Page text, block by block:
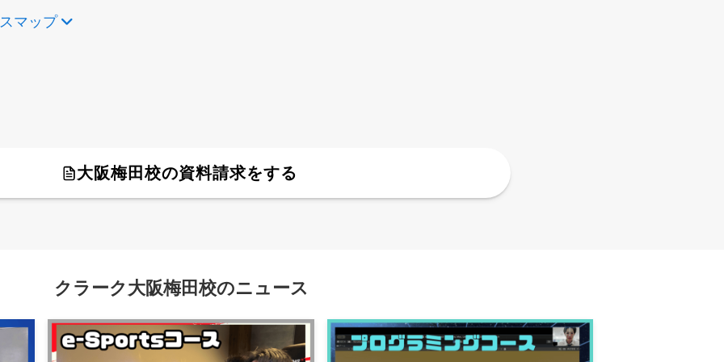
マップ
大阪梅田校の資料請求をする
クラーク大阪梅田校のニュース